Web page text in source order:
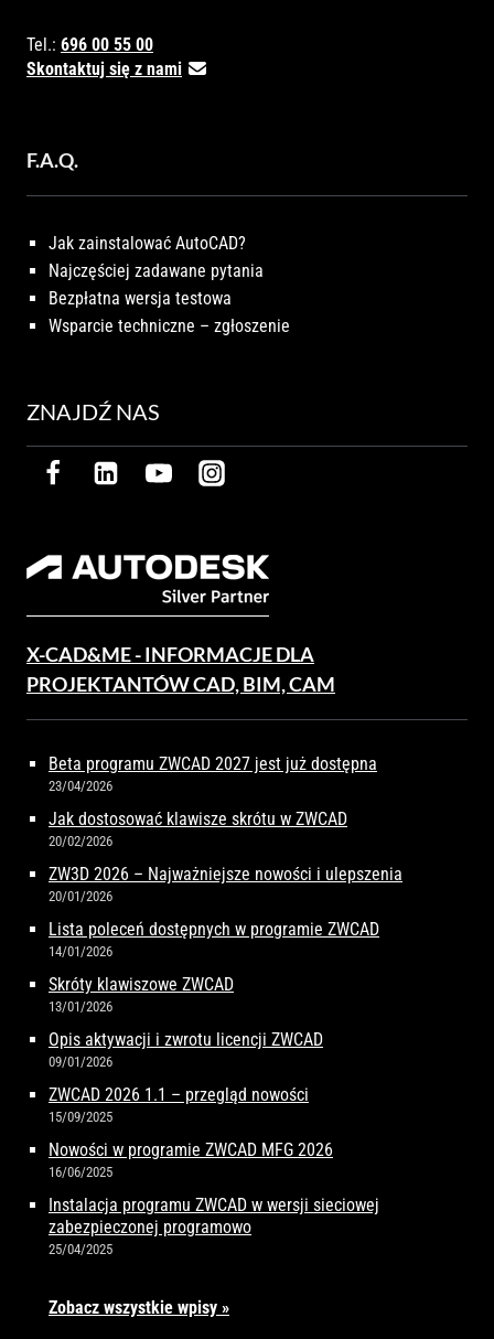
Tel.: 696 00 55 00
Skontaktuj się z nami
F.A.Q.
Jak zainstalować AutoCAD?
Najczęściej zadawane pytania
Bezpłatna wersja testowa
Wsparcie techniczne – zgłoszenie
ZNAJDŹ NAS
X-CAD&ME - INFORMACJE DLA
PROJEKTANTÓW CAD, BIM, CAM
Beta programu ZWCAD 2027 jest już dostępna
23/04/2026
Jak dostosować klawisze skrótu w ZWCAD
20/02/2026
ZW3D 2026 – Najważniejsze nowości i ulepszenia
20/01/2026
Lista poleceń dostępnych w programie ZWCAD
14/01/2026
Skróty klawiszowe ZWCAD
13/01/2026
Opis aktywacji i zwrotu licencji ZWCAD
09/01/2026
ZWCAD 2026 1.1 – przegląd nowości
15/09/2025
Nowości w programie ZWCAD MFG 2026
16/06/2025
Instalacja programu ZWCAD w wersji sieciowej
zabezpieczonej programowo
25/04/2025
Zobacz wszystkie wpisy »